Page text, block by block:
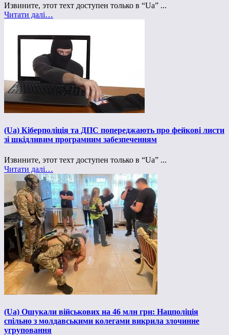
Извините, этот техт доступен только в “Ua” ...
Читати далі…
(Ua) Кіберполіція та ДПС попереджають про фейкові листи
зі шкідливим програмним забезпеченням
Извините, этот техт доступен только в “Ua” ...
Читати далі…
(Ua) Ошукали військових на 46 млн грн: Нацполіція
спільно з молдавськими колегами викрила злочинне
угруповання